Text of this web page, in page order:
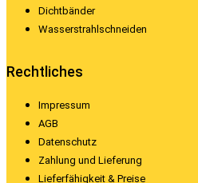
Dichtbänder
Wasserstrahlschneiden
Rechtliches
Impressum
AGB
Datenschutz
Zahlung und Lieferung
Lieferfähigkeit & Preise